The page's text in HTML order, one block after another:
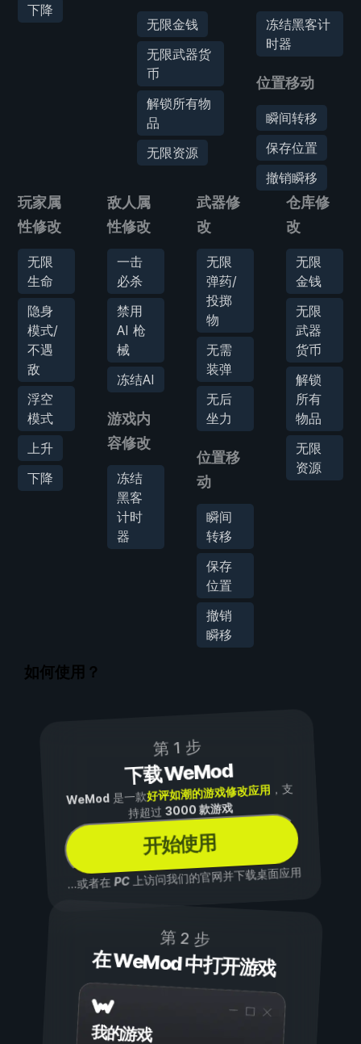
下降
无限金钱
无限武器货
币
解锁所有物
品
无限资源
冻结黑客计
时器
位置移动
瞬间转移
保存位置
撤销瞬移
玩家属
性修改
无限
生命
隐身
模式/
不遇
敌
浮空
模式
上升
下降
敌人属
性修改
一击
必杀
禁用
AI 枪
械
冻结AI
游戏内
容修改
冻结
黑客
计时
器
武器修
改
无限
弹药/
投掷
物
无需
装弹
无后
坐力
位置移
动
瞬间
转移
保存
位置
撤销
瞬移
仓库修
改
无限
金钱
无限
武器
货币
解锁
所有
物品
无限
资源
如何使用？
第 1 步
下载 WeMod
WeMod是一款好评如潮的游戏修改应用 ，支
持超过3000 款游戏
开始使用
...或者在PC上访问我们的官网并下载桌面应用
第 2 步
在 WeMod 中打开游戏
我的游戏